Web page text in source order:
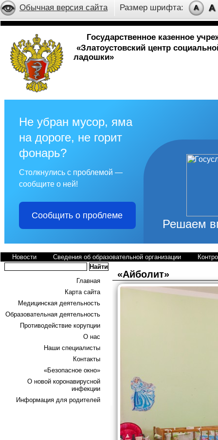
Обычная версия сайта Размер шрифта:
Государственное казенное
«Златоустовский центр
ладошки»
Новости Сведения об образовательной организации
Главная
Карта сайта
Медицинская деятельность
Образовательная деятельность
Противодействие корупции
О нас
Наши специалисты
Контакты
«Безопасное окно»
О новой коронавирусной
инфекции
Информация для родителей
«Айболит»